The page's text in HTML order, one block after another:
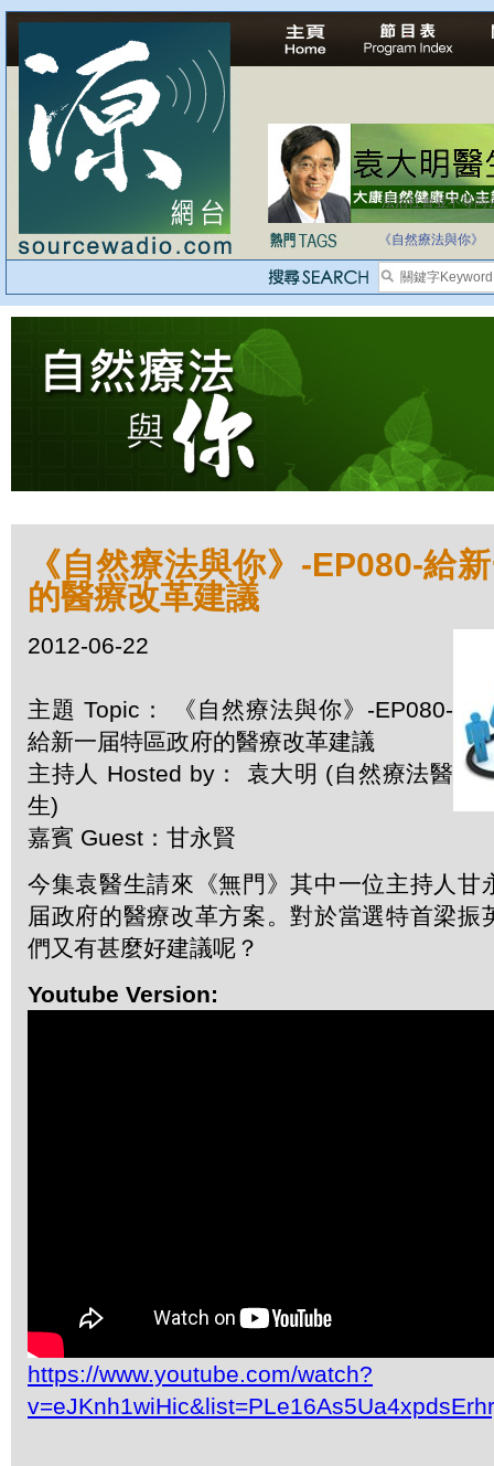
法治社會並不等同
《自然療法與你》
《自然療法與你》-EP080-給
的醫療改革建議
2012-06-22
主題 Topic： 《自然療法與你》-EP080-
給新一届特區政府的醫療改革建議
主持人 Hosted by： 袁大明 (自然療法醫
生)
嘉賓 Guest：甘永賢
今集袁醫生請來《無門》其中一位主持人甘
届政府的醫療改革方案。對於當選特首梁振
們又有甚麼好建議呢？
Youtube Version:
https://www.youtube.com/watch?